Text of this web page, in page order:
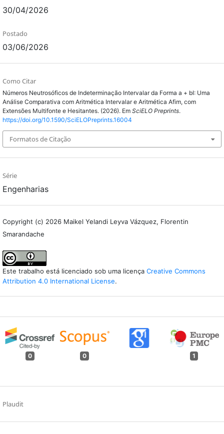
30/04/2026
Postado
03/06/2026
Como Citar
Números Neutrosóficos de Indeterminação Intervalar da Forma a + bI: Uma
Análise Comparativa com Aritmética Intervalar e Aritmética Afim, com
Extensões Multifonte e Hesitantes. (2026). Em SciELO Preprints.
https://doi.org/10.1590/SciELOPreprints.16004
Formatos de Citação
Série
Engenharias
Copyright (c) 2026 Maikel Yelandi Leyva Vázquez, Florentin
Smarandache
Este trabalho está licenciado sob uma licença Creative Commons
Attribution 4.0 International License.
0 0 1
Plaudit